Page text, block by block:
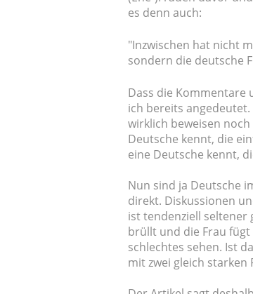
es denn auch:
"Inzwischen hat nicht
sondern die deutsche
Dass die Kommentare
ich bereits
wirklich beweisen
Deutsche kennt, die
eine Deutsche kennt,
Nun sind ja Deutsche
direkt. Diskussionen
ist tendenziell seltener
brüllt und die Frau
schlechtes sehen. Ist
mit zwei gleich